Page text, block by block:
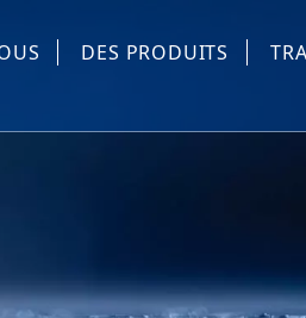
DES PRODUITS
Les autres